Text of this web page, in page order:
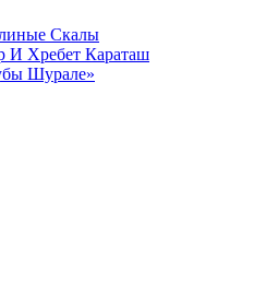
Скалы
И Хребет Караташ
Шурале»